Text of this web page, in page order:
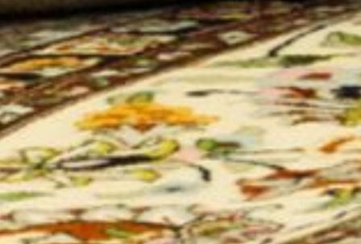
großen Kunst & Antiquitäten Händler Familie, die sich
stets bemüht haben, beste Qualität an den Mann zu
bringen.
H. Wernicke: "Jeder Orientteppich ist ein vollendetes
Kunstwerk, einzigartig in seinen Mustern und
Farbgebungen. Es sind Schätze aus einer anderen Zeit".
Durch den technischen Fortschritt ist es uns möglich
Ihre Teppiche auf fortschrittliche Art und Weise zu
verkaufen. Durch das Nutzen der neuen Medien
(Internet, Facebook, Apps), können unsere Kunden auf